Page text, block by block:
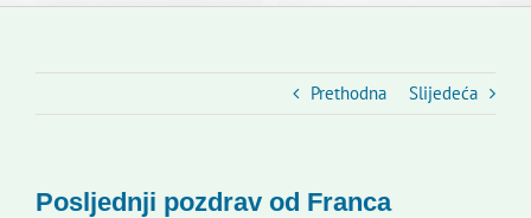
Novosti
Prethodna Slijedeća
Posljednji pozdrav od Franca